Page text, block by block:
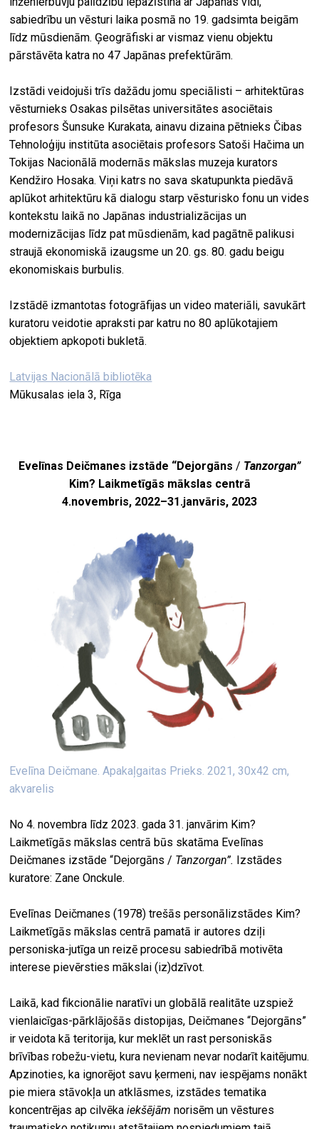
sabiedrību un vēsturi laika posmā no 19. gadsimta beigām
līdz mūsdienām. Ģeogrāfiski ar vismaz vienu objektu
pārstāvēta katra no 47 Japānas prefektūrām.
Izstādi veidojuši trīs dažādu jomu speciālisti – arhitektūras
vēsturnieks Osakas pilsētas universitātes asociētais
profesors Šunsuke Kurakata, ainavu dizaina pētnieks Čibas
Tehnoloģiju institūta asociētais profesors Satoši Hačima un
Tokijas Nacionālā modernās mākslas muzeja kurators
Kendžiro Hosaka. Viņi katrs no sava skatupunkta piedāvā
aplūkot arhitektūru kā dialogu starp vēsturisko fonu un vides
kontekstu laikā no Japānas industrializācijas un
modernizācijas līdz pat mūsdienām, kad pagātnē palikusi
straujā ekonomiskā izaugsme un 20. gs. 80. gadu beigu
ekonomiskais burbulis.
Izstādē izmantotas fotogrāfijas un video materiāli, savukārt
kuratoru veidotie apraksti par katru no 80 aplūkotajiem
objektiem apkopoti bukletā.
Latvijas Nacionālā bibliotēka
Mūkusalas iela 3, Rīga
Evelīnas Deičmanes izstāde “Dejorgāns / Tanzorgan”
Kim? Laikmetīgās mākslas centrā
4.novembris, 2022–31.janvāris, 2023
Evelīna Deičmane. Apakaļgaitas Prieks. 2021, 30x42 cm,
akvarelis
No 4. novembra līdz 2023. gada 31. janvārim Kim?
Laikmetīgās mākslas centrā būs skatāma Evelīnas
Deičmanes izstāde “Dejorgāns / Tanzorgan”.
Izstādes
kuratore: Zane Onckule.
Evelīnas Deičmanes (1978) trešās personālizstādes Kim?
Laikmetīgās mākslas centrā pamatā ir autores dziļi
personiska-jutīga un reizē procesu sabiedrībā motivēta
interese pievērsties mākslai (iz)dzīvot.
Laikā, kad fikcionālie naratīvi un globālā realitāte uzspiež
vienlaicīgas-pārklājošās distopijas, Deičmanes “Dejorgāns”
ir veidota kā teritorija, kur meklēt un rast personiskās
brīvības robežu-vietu, kura nevienam nevar nodarīt kaitējumu.
Apzinoties, ka ignorējot savu ķermeni, nav iespējams nonākt
pie miera stāvokļa un atklāsmes, izstādes tematika
koncentrējas ap cilvēkaiekšējāmnorisēm un vēstures